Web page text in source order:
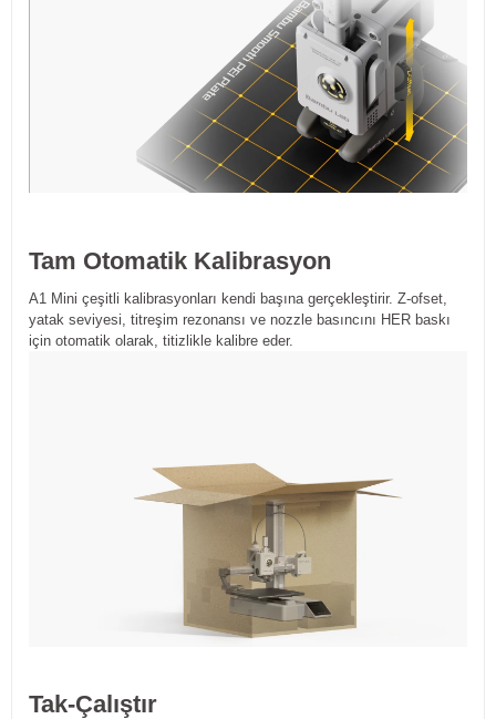
Tam Otomatik Kalibrasyon
A1 Mini çeşitli kalibrasyonları kendi başına gerçekleştirir. Z-ofset,
yatak seviyesi, titreşim rezonansı ve nozzle basıncını HER baskı
için otomatik olarak, titizlikle kalibre eder.
Tak-Çalıştır